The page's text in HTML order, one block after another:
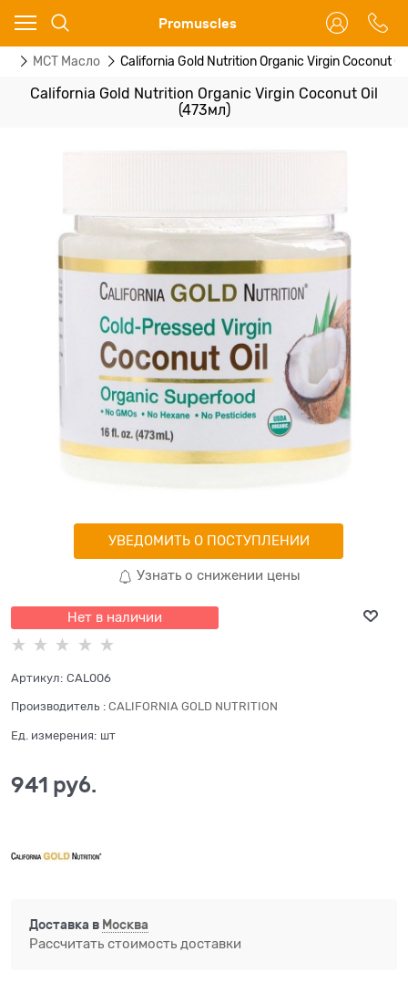
Promuscles
МСТ Масло California Gold Nutrition Organic Virgin Coconut
California Gold Nutrition Organic Virgin Coconut Oil
(473мл)
УВЕДОМИТЬ О ПОСТУПЛЕНИИ
Узнать о снижении цены
Нет в наличии
Артикул: CAL006
Производитель : CALIFORNIA GOLD NUTRITION
Ед. измерения: шт
941 руб.
Доставка в Москва
Рассчитать стоимость доставки
Ваш город - Москва,
угадали?
ДА НЕТ